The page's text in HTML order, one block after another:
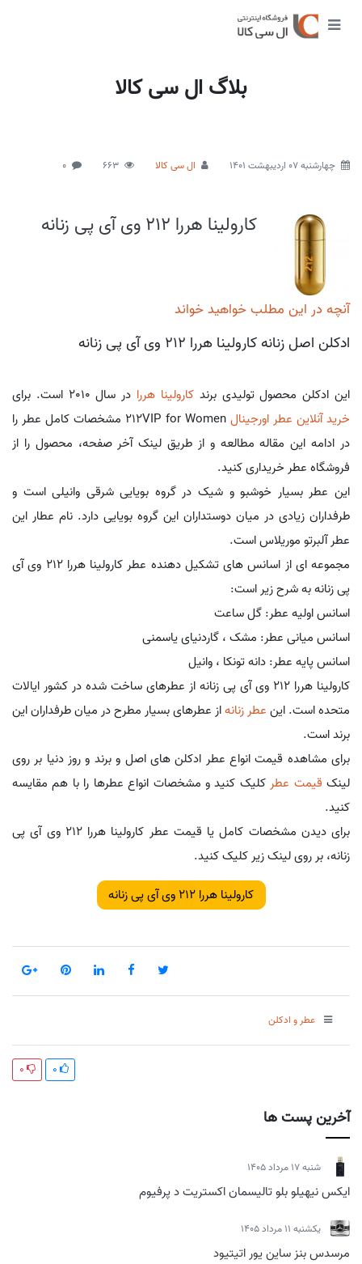
بلاگ ال سی کالا
آخرین پست ها
شنبه 17 مرداد 1405
ایکس نیهیلو بلو تالیسمان اکستریت د پرفیوم
يكشنبه 11 مرداد 1405
مرسدس بنز ساین یور اتیتیود
چهارشنبه 07 اردیبهشت 1401 ال سی کالا 663
0
کارولینا هررا 212 وی آی پی زنانه
آنچه در این مطلب خواهید خواند
ادکلن اصل زنانه کارولینا هررا 212 وی آی پی زنانه
این ادکلن محصول تولیدی برندکارولینا هررا در سال 2010 است. برای
خرید آنلاین عطر اورجینال
212VIP for Women مشخصات کامل عطر را
در ادامه این مقاله مطالعه و از طریق لینک آخر صفحه، محصول را از
فروشگاه عطر خریداری کنید.
این عطر بسیار خوشبو و شیک در گروه بویایی شرقی وانیلی است و
طرفداران زیادی در میان دوستداران این گروه بویایی دارد. نام عطار این
عطر آلبرتو موریلاس است.
مجموعه ای از اسانس های تشکیل دهنده عطر کارولینا هررا 212 وی آی
پی زنانه به شرح زیر است:
اسانس اولیه عطر: گل ساعت
اسانس میانی عطر: مشک ، گاردنیای یاسمنی
اسانس پایه عطر: دانه تونکا ، وانیل
کارولینا هررا 212 وی آی پی زنانه از عطرهای ساخت شده در کشور ایالات
متحده است. این عطر زنانهاز عطرهای بسیار مطرح در میان طرفداران این
برند است.
برای مشاهده قیمت انواع عطر ادکلن های اصل و برند و روز دنیا بر روی
لینک قیمت عطر کلیک کنید و مشخصات انواع عطرها را با هم مقایسه
کنید.
برای دیدن مشخصات کامل یا قیمت عطر کارولینا هررا 212 وی آی پی
زنانه، بر روی لینک زیر کلیک کنید.
کارولینا هررا 212 وی آی پی زنانه
عطر و ادکلن